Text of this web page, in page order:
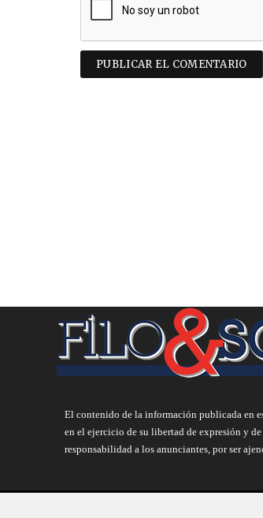
El contenido de la información publicada en
en el ejercicio de su libertad de expresión y
responsabilidad a los anunciantes, por ser